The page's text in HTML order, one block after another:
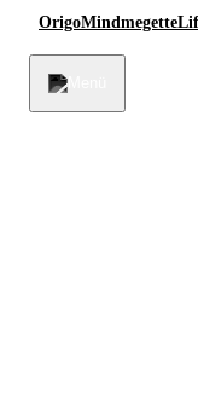
OrigoMindmegette